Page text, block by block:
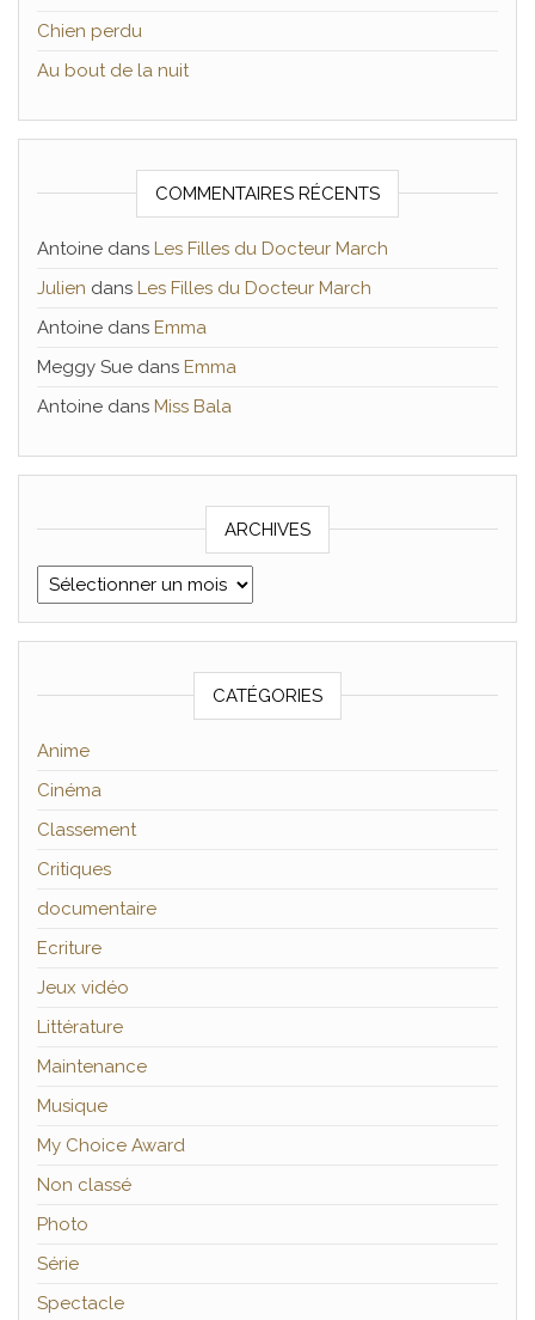
Chien perdu
Au bout de la nuit
COMMENTAIRES RÉCENTS
Antoine dans Les Filles du Docteur March
Julien dans Les Filles du Docteur March
Antoine dans Emma
Meggy Sue dans Emma
Antoine dans Miss Bala
ARCHIVES
Archives
CATÉGORIES
Anime
Cinéma
Classement
Critiques
documentaire
Ecriture
Jeux vidéo
Littérature
Maintenance
Musique
My Choice Award
Non classé
Photo
Série
Spectacle